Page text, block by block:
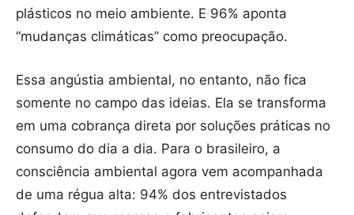
plásticos no meio ambiente. E 96% aponta
“mudanças climáticas” como preocupação.
Essa angústia ambiental, no entanto, não fica
somente no campo das ideias. Ela se transforma
em uma cobrança direta por soluções práticas no
consumo do dia a dia. Para o brasileiro, a
consciência ambiental agora vem acompanhada
de uma régua alta: 94% dos entrevistados